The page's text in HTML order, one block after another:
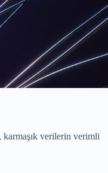
karmaşık verilerin verimli